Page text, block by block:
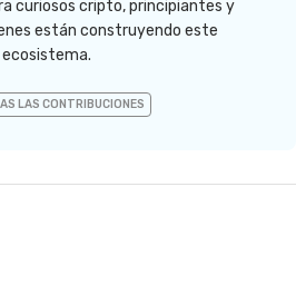
curiosos cripto, principiantes y
están construyendo este
ecosistema.
LAS CONTRIBUCIONES